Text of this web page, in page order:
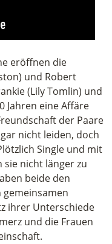
eröffnen die
und Robert
(Lily Tomlin) und
Jahren eine Affäre
der Paare
nicht leiden, doch
Single und mit
nicht länger zu
beide den
ihrer Unterschiede
und die Frauen